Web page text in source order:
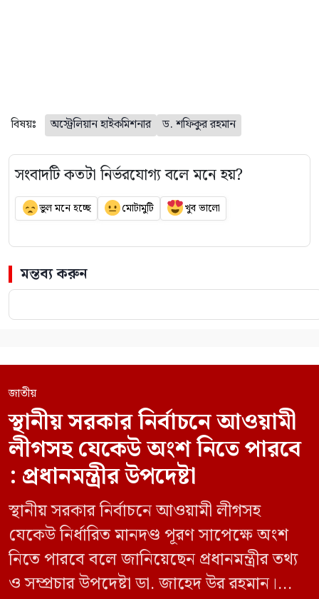
বিষয়ঃ অস্ট্রেলিয়ান হাইকমিশনার ড. শফিকুর রহমান
সংবাদটি কতটা নির্ভরযোগ্য বলে মনে হয়?
ভুল মনে হচ্ছে মোটামুটি খুব ভালো
মন্তব্য করুন
জাতীয়
স্থানীয় সরকার নির্বাচনে আওয়ামী
লীগসহ যেকেউ অংশ নিতে পারবে
: প্রধানমন্ত্রীর উপদেষ্টা
স্থানীয় সরকার নির্বাচনে আওয়ামী লীগসহ
যেকেউ নির্ধারিত মানদণ্ড পূরণ সাপেক্ষে অংশ
নিতে পারবে বলে জানিয়েছেন প্রধানমন্ত্রীর তথ্য
ও সম্প্রচার উপদেষ্টা ডা. জাহেদ উর রহমান।